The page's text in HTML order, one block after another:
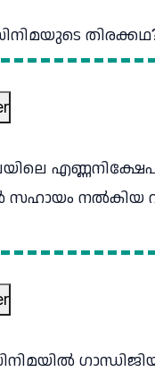
സഹായം നൽകിയ